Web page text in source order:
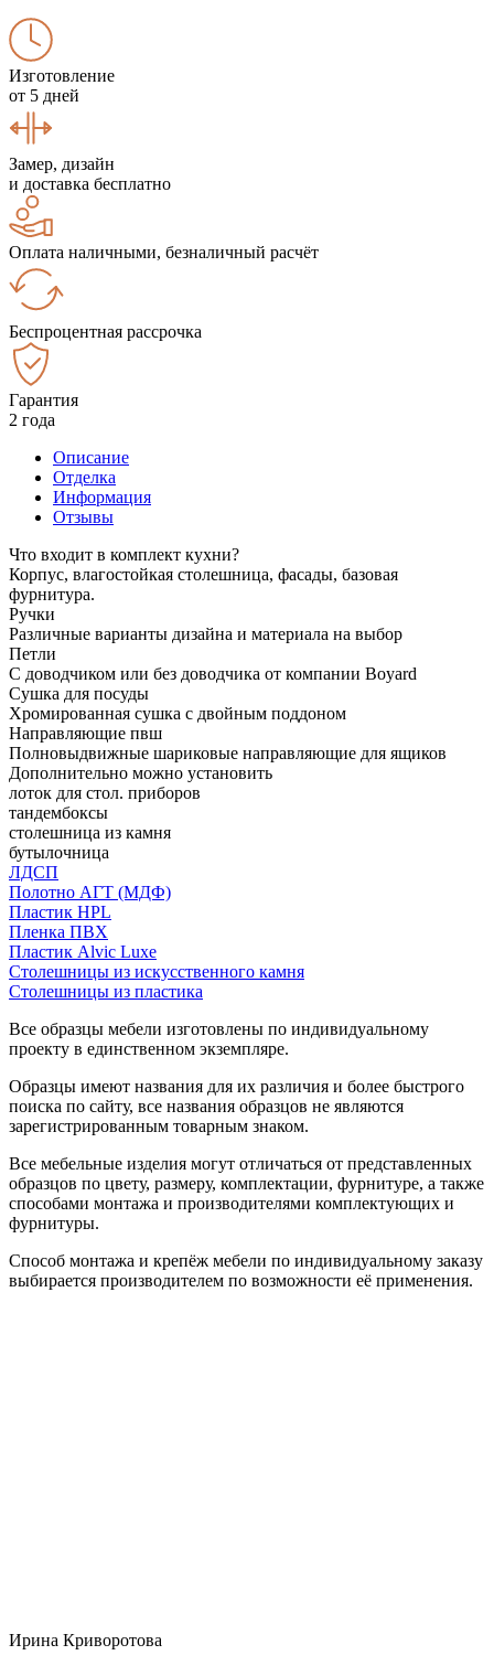
Изготовление
от 5 дней
Замер, дизайн
и доставка бесплатно
Оплата наличными, безналичный расчёт
Беспроцентная рассрочка
Гарантия
2 года
Описание
Отделка
Информация
Отзывы
Что входит в комплект кухни?
Корпус, влагостойкая столешница, фасады, базовая
фурнитура.
Ручки
Различные варианты дизайна и материала на выбор
Петли
С доводчиком или без доводчика от компании Boyard
Сушка для посуды
Хромированная сушка с двойным поддоном
Направляющие пвш
Полновыдвижные шариковые направляющие для ящиков
Дополнительно можно установить
лоток для стол. приборов
тандембоксы
столешница из камня
бутылочница
ЛДСП
Полотно АГТ (МДФ)
Пластик HPL
Пленка ПВХ
Пластик Alvic Luxe
Столешницы из искусственного камня
Столешницы из пластика
Все образцы мебели изготовлены по индивидуальному
проекту в единственном экземпляре.
Образцы имеют названия для их различия и более быстрого
поиска по сайту, все названия образцов не являются
зарегистрированным товарным знаком.
Все мебельные изделия могут отличаться от представленных
образцов по цвету, размеру, комплектации, фурнитуре, а также
способами монтажа и производителями комплектующих и
фурнитуры.
Способ монтажа и крепёж мебели по индивидуальному заказу
выбирается производителем по возможности её применения.
Ирина Криворотова